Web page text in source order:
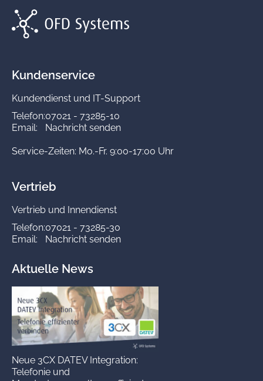
Kundenservice
Kundendienst und IT-Support
Telefon:07021 - 73285-10
Email:
Nachricht senden
Service-Zeiten: Mo.-Fr. 9:00-17:00 Uhr
Vertrieb
Vertrieb und Innendienst
Telefon:07021 - 73285-30
Email:
Nachricht senden
Aktuelle News
Neue 3CX DATEV Integration:
Telefonie und